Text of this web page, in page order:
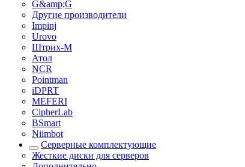
G&amp;G
Другие производители
Impinj
Urovo
Штрих-М
Атол
NCR
Pointman
iDPRT
MEFERI
CipherLab
BSmart
Niimbot
Серверные комплектующие
Жесткие диски для серверов